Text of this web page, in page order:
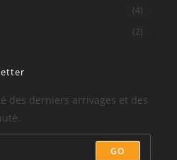
(4)
(2)
des derniers arrivages et des
GO